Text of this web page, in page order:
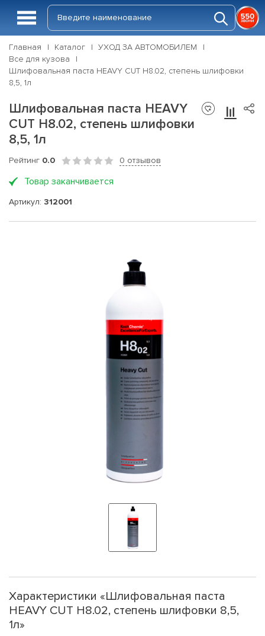
Главная Каталог
УХОД ЗА АВТОМОБИЛЕМ
Все для кузова
Шлифовальная паста HEAVY CUT H8.02, степень шлифовки
8,5, 1л
Шлифовальная паста HEAVY
CUT H8.02, степень шлифовки
8,5, 1л
Рейтинг 0.0 0 отзывов
Товар заканчивается
Артикул: 312001
Характеристики «Шлифовальная паста
HEAVY CUT H8.02, степень шлифовки 8,5,
1л»